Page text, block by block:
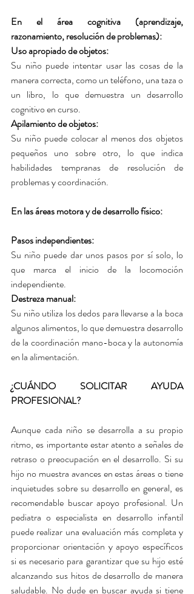
En el área cognitiva (aprendizaje,
razonamiento, resolución de problemas):
Uso apropiado de objetos:
Su niño puede intentar usar las cosas de la
manera correcta, como un teléfono, una taza o
un libro, lo que demuestra un desarrollo
cognitivo en curso.
Apilamiento de objetos:
Su niño puede colocar al menos dos objetos
pequeños uno sobre otro, lo que indica
habilidades tempranas de resolución de
problemas y coordinación.
En las áreas motora y de desarrollo físico:
Pasos independientes:
Su niño puede dar unos pasos por sí solo, lo
que marca el inicio de la locomoción
independiente.
Destreza manual:
Su niño utiliza los dedos para llevarse a la boca
algunos alimentos, lo que demuestra desarrollo
de la coordinación mano-boca y la autonomía
en la alimentación.
¿CUÁNDO SOLICITAR AYUDA
PROFESIONAL?
Aunque cada niño se desarrolla a su propio
ritmo, es importante estar atento a señales de
retraso o preocupación en el desarrollo. Si su
hijo no muestra avances en estas áreas o tiene
inquietudes sobre su desarrollo en general, es
recomendable buscar apoyo profesional. Un
pediatra o especialista en desarrollo infantil
puede realizar una evaluación más completa y
proporcionar orientación y apoyo específicos
si es necesario para garantizar que su hijo esté
alcanzando sus hitos de desarrollo de manera
saludable. No dude en buscar ayuda si tiene